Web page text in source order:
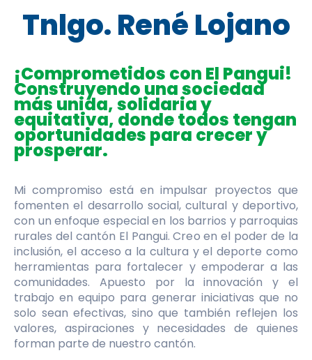
Tnlgo. René Lojano
¡Comprometidos con El Pangui!
Construyendo una sociedad
más unida, solidaria y
equitativa, donde todos tengan
oportunidades para crecer y
prosperar.
Mi compromiso está en impulsar proyectos que
fomenten el desarrollo social, cultural y deportivo,
con un enfoque especial en los barrios y parroquias
rurales del cantón El Pangui. Creo en el poder de la
inclusión, el acceso a la cultura y el deporte como
herramientas para fortalecer y empoderar a las
comunidades. Apuesto por la innovación y el
trabajo en equipo para generar iniciativas que no
solo sean efectivas, sino que también reflejen los
valores, aspiraciones y necesidades de quienes
forman parte de nuestro cantón.